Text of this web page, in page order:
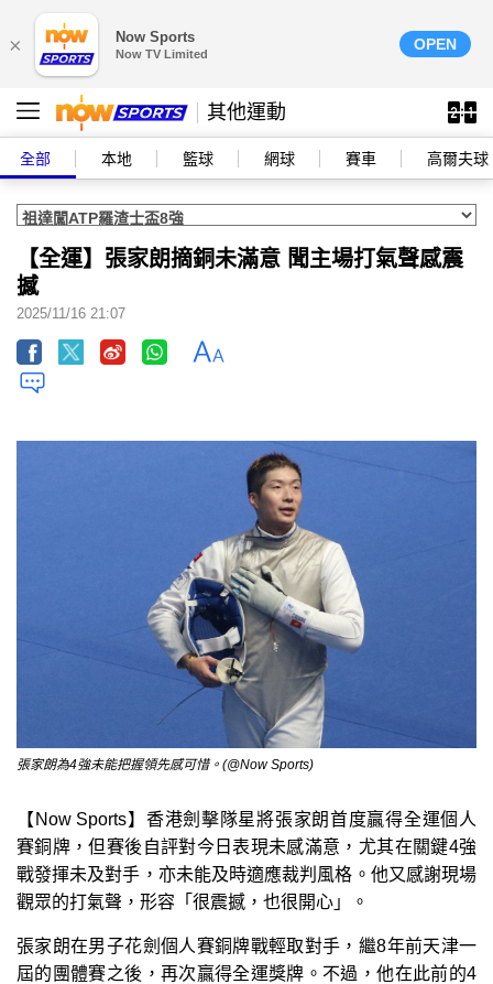
× Now Sports
Now TV Limited
OPEN
其他運動
全部 本地 籃球 網球 賽車 高爾夫球
【全運】張家朗摘銅未滿意 聞主場打氣聲感震
撼
2025/11/16 21:07
張家朗為4強未能把握領先感可惜。(@Now Sports)
【Now Sports】香港劍擊隊星將張家朗首度贏得全運個人
賽銅牌，但賽後自評對今日表現未感滿意，尤其在關鍵4強
戰發揮未及對手，亦未能及時適應裁判風格。他又感謝現場
觀眾的打氣聲，形容「很震撼，也很開心」。
張家朗在男子花劍個人賽銅牌戰輕取對手，繼8年前天津一
屆的團體賽之後，再次贏得全運獎牌。不過，他在此前的4